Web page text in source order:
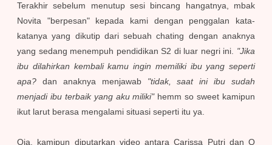
Terakhir sebelum menutup sesi bincang hangatnya, mbak
Novita "berpesan" kepada kami dengan penggalan kata-
katanya yang dikutip dari sebuah chating dengan anaknya
yang sedang menempuh pendidikan S2 di luar negri ini. "Jika
ibu dilahirkan kembali kamu ingin memiliki ibu yang seperti
apa? dan anaknya menjawab "tidak, saat ini ibu sudah
menjadi ibu terbaik yang aku miliki"hemm so sweet kamipun
ikut larut berasa mengalami situasi seperti itu ya.
Oia, kamipun diputarkan video antara Carissa Putri dan Q